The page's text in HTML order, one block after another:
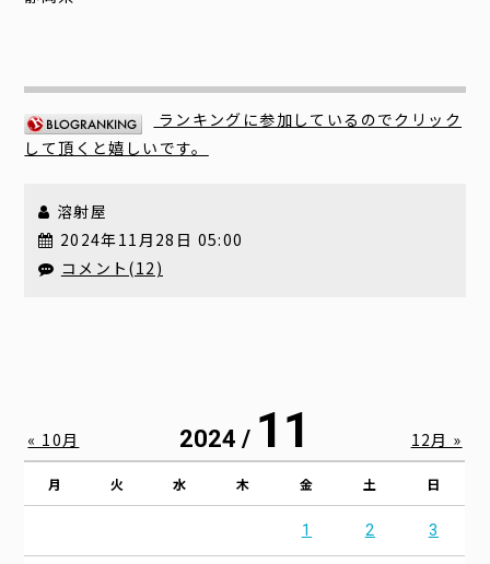
ランキングに参加しているのでクリック
して頂くと嬉しいです。
溶射屋
2024年11月28日 05:00
コメント(12)
2024 / 11
月 火 水 木 金 土 日
1 2 3
« 10月 12月 »